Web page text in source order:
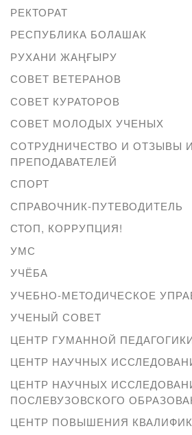
РЕКТОРАТ
РЕСПУБЛИКА БОЛАШАК
РУХАНИ ЖАҢҒЫРУ
СОВЕТ ВЕТЕРАНОВ
СОВЕТ КУРАТОРОВ
СОВЕТ МОЛОДЫХ УЧЕНЫХ
СОТРУДНИЧЕСТВО И ОТЗЫВЫ
ПРЕПОДАВАТЕЛЕЙ
СПОРТ
СПРАВОЧНИК-ПУТЕВОДИТЕЛЬ
СТОП, КОРРУПЦИЯ!
УМС
УЧЁБА
УЧЕБНО-МЕТОДИЧЕСКОЕ
УЧЕНЫЙ СОВЕТ
ЦЕНТР ГУМАННОЙ
ЦЕНТР НАУЧНЫХ
ЦЕНТР НАУЧНЫХ
ПОСЛЕВУЗОВСКОГО
ЦЕНТР ПОВЫШЕНИЯ